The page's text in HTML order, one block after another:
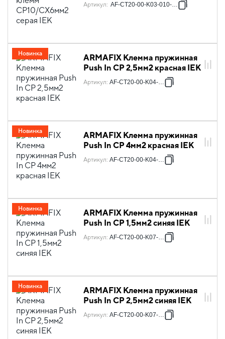
Артикул: AF-CT20-00-K03-010-ZGL
ARMAFIX Клемма пружинная
Push In CP 2,5мм2 красная IEK
Артикул: AF-CT20-00-K04-002
Новинка
ARMAFIX Клемма пружинная
Push In CP 4мм2 красная IEK
Артикул: AF-CT20-00-K04-004
Новинка
ARMAFIX Клемма пружинная
Push In CP 1,5мм2 синяя IEK
Артикул: AF-CT20-00-K07-001
Новинка
ARMAFIX Клемма пружинная
Push In CP 2,5мм2 синяя IEK
Артикул: AF-CT20-00-K07-002
Новинка